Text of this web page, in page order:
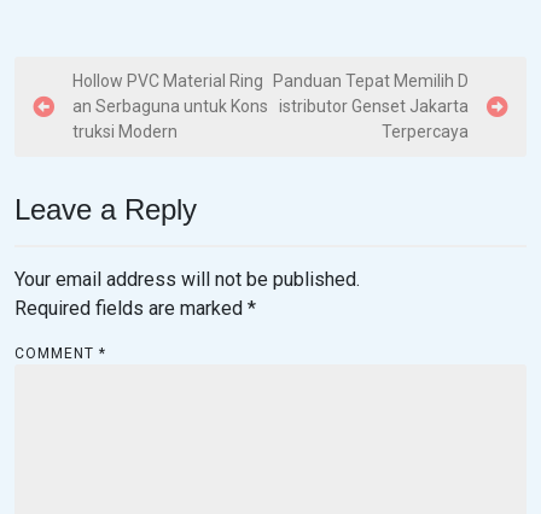
o
n
a
v
i
Hollow PVC Material Ring
an Serbaguna untuk Kons
truksi Modern
Panduan Tepat Memilih D
istributor Genset Jakarta
Terpercaya
Leave a Reply
Your email address will not be published.
Required fields are marked *
COMMENT *